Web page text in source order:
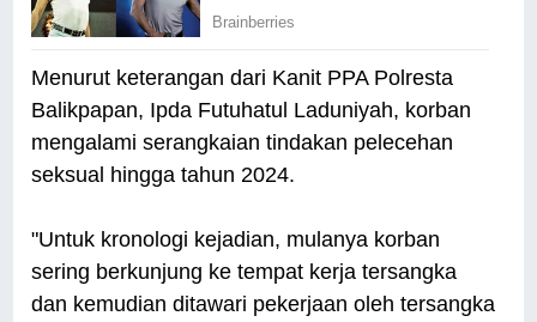
Menurut keterangan dari Kanit PPA Polresta
Balikpapan, Ipda Futuhatul Laduniyah, korban
mengalami serangkaian tindakan pelecehan
seksual hingga tahun 2024.
"Untuk kronologi kejadian, mulanya korban
sering berkunjung ke tempat kerja tersangka
dan kemudian ditawari pekerjaan oleh tersangka